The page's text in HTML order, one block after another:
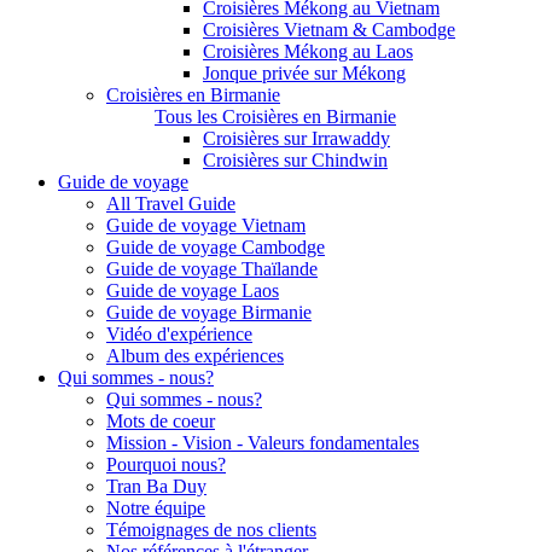
Croisières Mékong au Vietnam
Croisières Vietnam & Cambodge
Croisières Mékong au Laos
Jonque privée sur Mékong
Croisières en Birmanie
Tous les Croisières en Birmanie
Croisières sur Irrawaddy
Croisières sur Chindwin
Guide de voyage
All Travel Guide
Guide de voyage Vietnam
Guide de voyage Cambodge
Guide de voyage Thaïlande
Guide de voyage Laos
Guide de voyage Birmanie
Vidéo d'expérience
Album des expériences
Qui sommes - nous?
Qui sommes - nous?
Mots de coeur
Mission - Vision - Valeurs fondamentales
Pourquoi nous?
Tran Ba Duy
Notre équipe
Témoignages de nos clients